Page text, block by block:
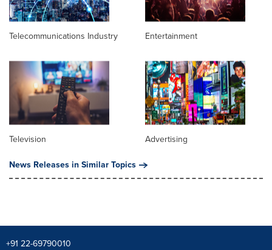
Telecommunications Industry Entertainment
Television
Advertising
News Releases in Similar Topics
+91 22-69790010